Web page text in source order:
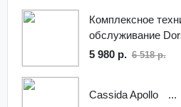
Комплексное
обслуживание
5 980 р. 6 518 р.
Cassida Apollo